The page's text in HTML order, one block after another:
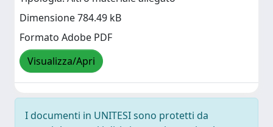
Dimensione 784.49 kB
Formato Adobe PDF
Visualizza/Apri
I documenti in UNITESI sono protetti da